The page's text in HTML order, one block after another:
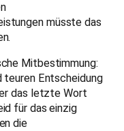
müsste das
Mitbestimmung:
teuren Entscheidung
das letzte Wort
für das einzig
die